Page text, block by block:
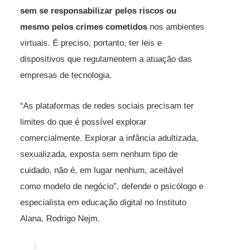
sem se responsabilizar pelos riscos ou
mesmo pelos crimes cometidos nos ambientes
virtuais. É preciso, portanto, ter leis e
dispositivos que regulamentem a atuação das
empresas de tecnologia.
“As plataformas de redes sociais precisam ter
limites do que é possível explorar
comercialmente. Explorar a infância adultizada,
sexualizada, exposta sem nenhum tipo de
cuidado, não é, em lugar nenhum, aceitável
como modelo de negócio”, defende o psicólogo e
especialista em educação digital no Instituto
Alana, Rodrigo Nejm.